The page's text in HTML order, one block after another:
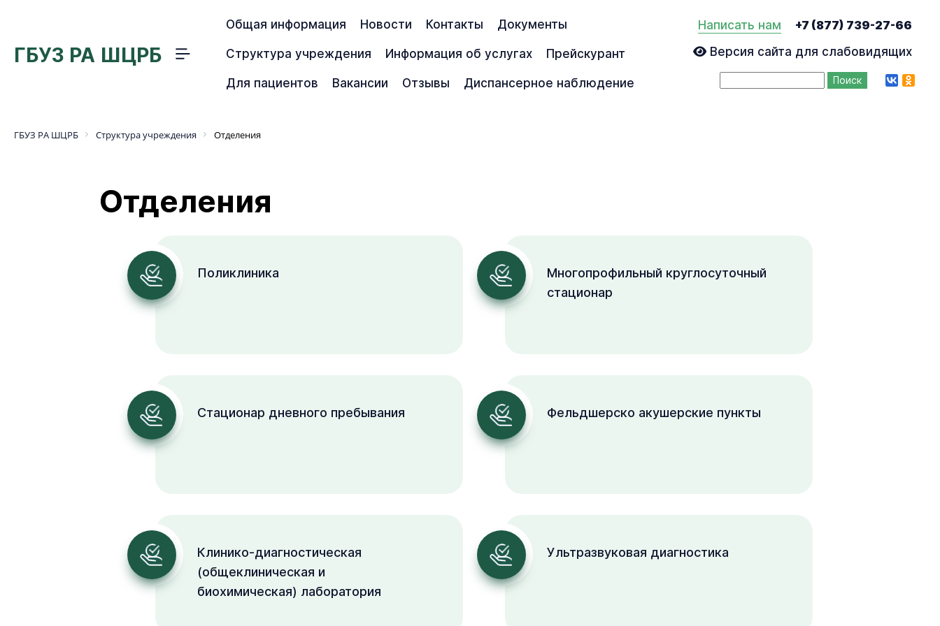
ГБУЗ РА ШЦРБ
Меню
Общая информация Новости Контакты Документы
Структура учреждения Информация об услугах Прейскурант
Для пациентов Вакансии Отзывы Диспансерное наблюдение
Написать нам
+7 (877) 739-27-66
Версия сайта для слабовидящих
vkok
Закрыть
меню
ГБУЗ РА ШЦРБ Структура учреждения Отделения
Отделения
Поликлиника
Многопрофильный круглосуточный
стационар
Стационар дневного пребывания Фельдшерско акушерские пункты
Клинико-диагностическая
(общеклиническая и
биохимическая) лаборатория
Ультразвуковая диагностика